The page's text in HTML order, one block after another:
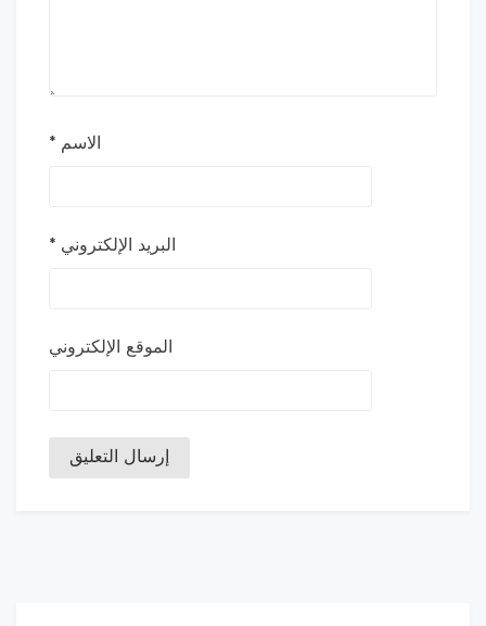
الاسم *
البريد الإلكتروني *
الموقع الإلكتروني